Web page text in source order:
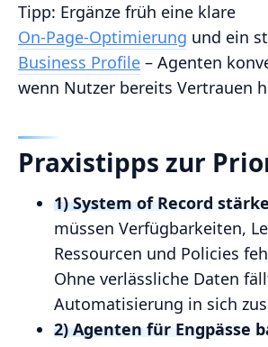
Tipp: Ergänze früh eine klare
On‑Page‑Optimierung und ein
Business Profile – Agenten
wenn Nutzer bereits Vertrauen
Praxistipps zur
1) System of Record
müssen Verfügbarkeiten,
Ressourcen und Policies
Ohne verlässliche Daten
Automatisierung in sich
2) Agenten für Engpässe